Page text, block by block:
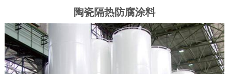
陶瓷隔热防腐涂料